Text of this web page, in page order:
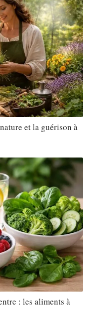
et la guérison à
: les aliments à